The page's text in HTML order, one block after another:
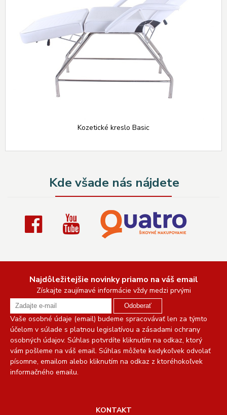
Kozetické kreslo Basic
Kde všade nás nájdete
Najdôležitejšie novinky priamo na váš email
Získajte zaujímavé informácie vždy medzi prvými
Odoberať
Vaše osobné údaje (email) budeme spracovávať len za týmto
účelom v súlade s platnou legislatívou a zásadami ochrany
osobných údajov. Súhlas potvrdíte kliknutím na odkaz, ktorý
vám pošleme na váš email. Súhlas môžete kedykoľvek odvolať
písomne, emailom alebo kliknutím na odkaz z ktoréhokoľvek
informačného emailu.
KONTAKT